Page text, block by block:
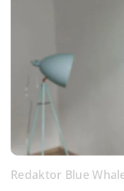
Oliwia Nicke/08
Oliwia Nicke/31
Redaktor Blue